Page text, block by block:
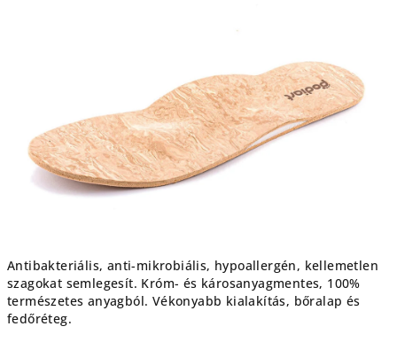
Antibakteriális, anti-mikrobiális, hypoallergén, kellemetlen
szagokat semlegesít. Króm- és károsanyagmentes, 100%
természetes anyagból. Vékonyabb kialakítás, bőralap és
fedőréteg.